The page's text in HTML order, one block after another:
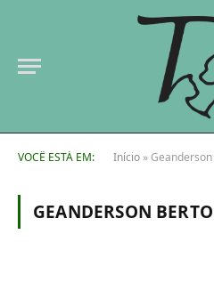
VOCÊ ESTÁ EM: Início »
GEANDERSON